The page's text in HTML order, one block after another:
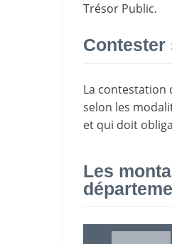
Trésor Public.
Contester
La contestation
selon les
et qui doit
Les